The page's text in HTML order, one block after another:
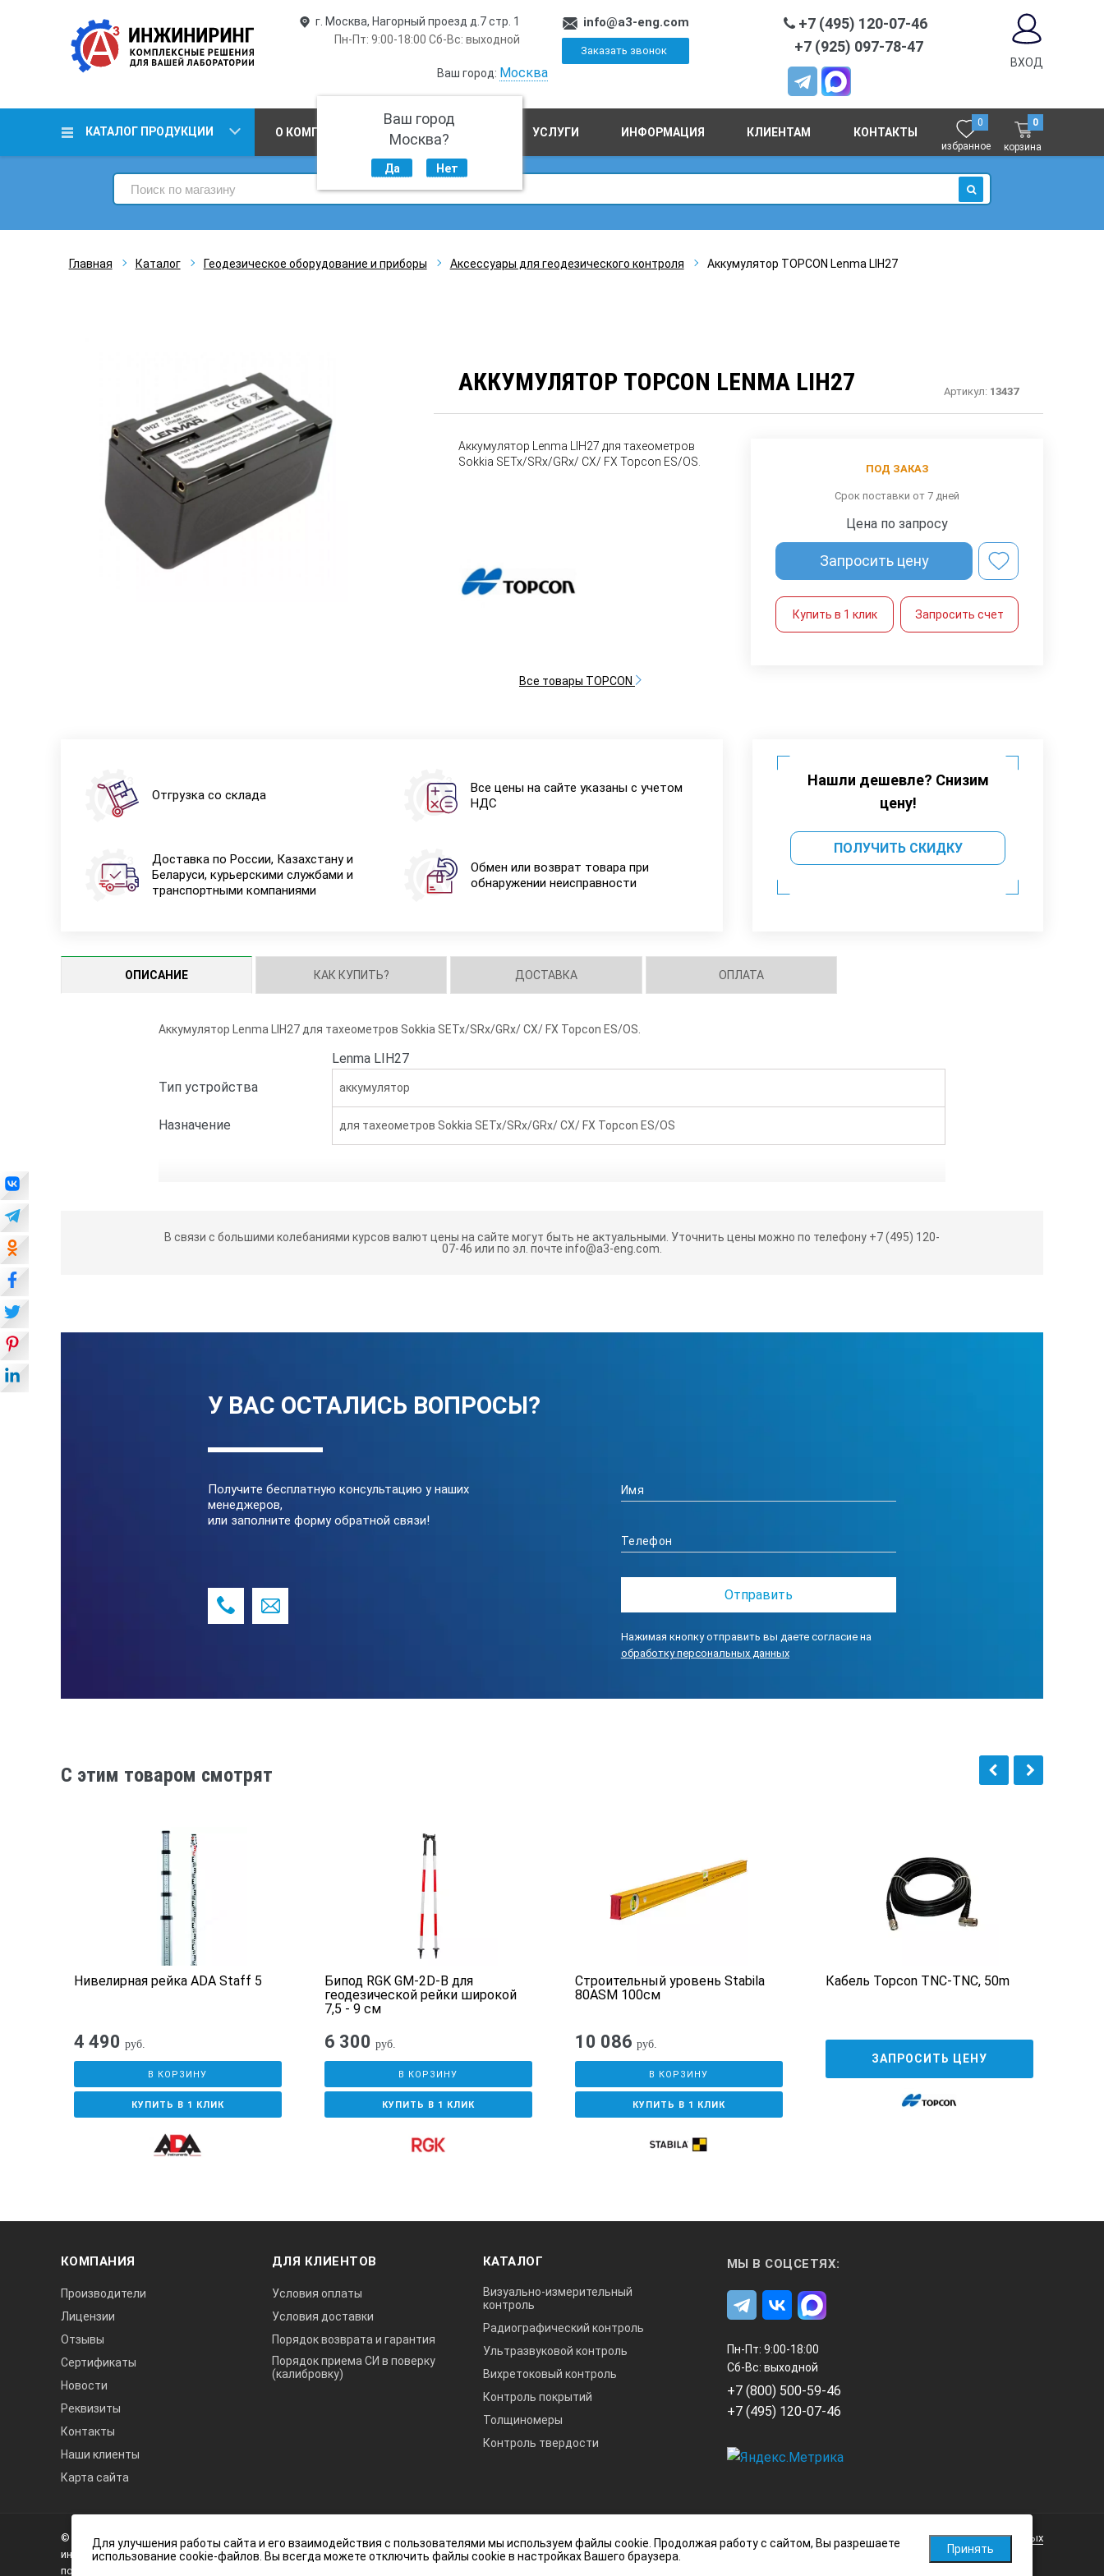
г. Москва, Нагорный проезд д.7 стр. 1
Пн-Пт: 9:00-18:00 Сб-Вс: выходной
Ваш город: Москва
Ваш город
Москва?
Да Нет
info@a3-eng.com
Заказать звонок
+7 (495) 120-07-46
+7 (925) 097-78-47
ВХОД
КАТАЛОГ ПРОДУКЦИИ О КОМПАНИИ ПРОИЗВОДСТВО УСЛУГИ ИНФОРМАЦИЯ КЛИЕНТАМ КОНТАКТЫ
0
избранное
0
корзина
ИСКАТЬ
Главная Каталог Геодезическое оборудование и приборы Аксессуары для геодезического контроля Аккумулятор TOPCON Lenma LIH27
АККУМУЛЯТОР TOPCON LENMA LIH27 Артикул: 13437
Аккумулятор Lenma LIH27 для тахеометров
Sokkia SETx/SRx/GRx/ CX/ FX Topcon ES/OS.
Все товары TOPCON
ПОД ЗАКАЗ
Срок поставки от 7 дней
Цена по запросу
Запросить цену
Купить в 1 клик Запросить счет
Отгрузка со склада
Все цены на сайте указаны с учетом
НДС
Доставка по России, Казахстану и
Беларуси, курьерскими службами и
транспортными компаниями
Обмен или возврат товара при
обнаружении неисправности
Нашли дешевле? Снизим
цену!
ПОЛУЧИТЬ СКИДКУ
ОПИСАНИЕ КАК КУПИТЬ? ДОСТАВКА ОПЛАТА
Аккумулятор Lenma LIH27 для тахеометров Sokkia SETx/SRx/GRx/ CX/ FX Topcon ES/OS.
Lenma LIH27
Тип устройства
аккумулятор
Назначение для тахеометров Sokkia SETx/SRx/GRx/ CX/ FX Topcon ES/OS
В связи с большими колебаниями курсов валют цены на сайте могут быть не актуальными. Уточнить цены можно по телефону +7 (495) 120-
07-46 или по эл. почте info@a3-eng.com.
У ВАС ОСТАЛИСЬ ВОПРОСЫ?
Получите бесплатную консультацию у наших
менеджеров,
или заполните форму обратной связи!
Нажимая кнопку отправить вы даете согласие на
обработку персональных данных
C этим товаром смотрят
Нивелирная рейка ADA Staff 5
4 490 руб.
В КОРЗИНУ
КУПИТЬ В 1 КЛИК
Бипод RGK GM-2D-B для
геодезической рейки широкой
7,5 - 9 см
6 300 руб.
В КОРЗИНУ
КУПИТЬ В 1 КЛИК
Строительный уровень Stabila
80АSM 100см
10 086 руб.
В КОРЗИНУ
КУПИТЬ В 1 КЛИК
Кабель Topcon TNC-TNC, 50m
ЗАПРОСИТЬ ЦЕНУ
КОМПАНИЯ
Производители
Лицензии
Отзывы
Сертификаты
Новости
Реквизиты
Контакты
Наши клиенты
Карта сайта
ДЛЯ КЛИЕНТОВ
Условия оплаты
Условия доставки
Порядок возврата и гарантия
Порядок приема СИ в поверку
(калибровку)
КАТАЛОГ
Визуально-измерительный
контроль
Радиографический контроль
Ультразвуковой контроль
Вихретоковый контроль
Контроль покрытий
Толщиномеры
Контроль твердости
МЫ В СОЦСЕТЯХ:
Пн-Пт: 9:00-18:00
Сб-Вс: выходной
+7 (800) 500-59-46
+7 (495) 120-07-46
Нагорный© 2026 А3 Инжиниринг Обращаем Ваше внимание на то, что данный интернет-сайт носит исключительно
информационный характер и ни при каких условиях не является публичной офертой, определяемой
положениями статьи 437 (2) Гражданского кодекса Российской Федерации.
Политика обработки персональных данных
Для улучшения работы сайта и его взаимодействия с пользователями мы используем файлы cookie. Продолжая работу с сайтом, Вы разрешаете
использование cookie-файлов. Вы всегда можете отключить файлы cookie в настройках Вашего браузера.
Принять